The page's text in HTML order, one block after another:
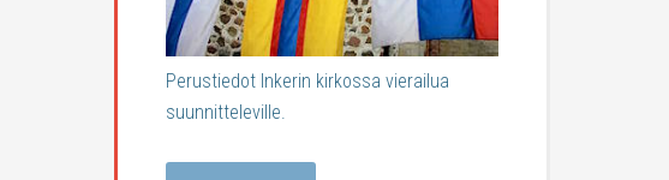
Perustiedot Inkerin kirkossa vierailua
suunnitteleville.